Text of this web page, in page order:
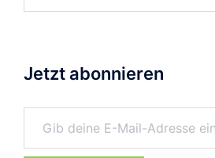
Jetzt abonnieren
Gib deine E-Mail-Adresse ein ...